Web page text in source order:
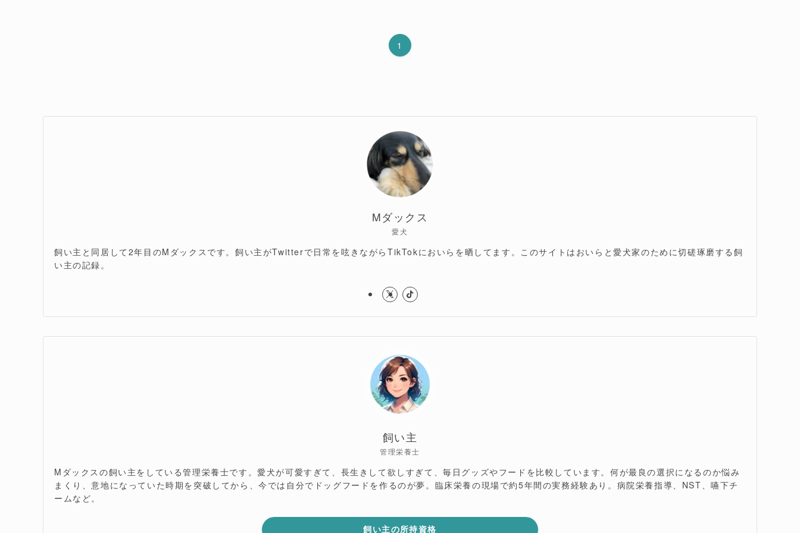
1
Mダックス
愛犬
飼い主と同居して2年目のMダックスです。飼い主がTwitterで日常を呟きながらTikTokにおいらを晒してます。このサイトはおいらと愛犬家のために切磋琢磨する飼
い主の記録。
飼い主
管理栄養士
Mダックスの飼い主をしている管理栄養士です。愛犬が可愛すぎて、長生きして欲しすぎて、毎日グッズやフードを比較しています。何が最良の選択になるのか悩み
まくり、意地になっていた時期を突破してから、今では自分でドッグフードを作るのが夢。臨床栄養の現場で約5年間の実務経験あり。病院栄養指導、NST、嚥下チ
ームなど。
飼い主の所持資格